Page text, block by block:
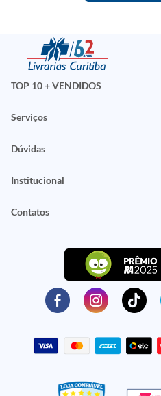
TOP 10 + VENDIDOS
Serviços
Dúvidas
Institucional
Contatos